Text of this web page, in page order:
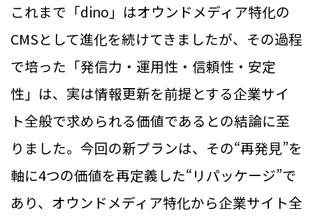
これまで「dino」はオウンドメディア特化の
CMSとして進化を続けてきましたが、その過程
で培った「発信力・運用性・信頼性・安定
性」は、実は情報更新を前提とする企業サイ
ト全般で求められる価値であるとの結論に至
りました。今回の新プランは、その“再発見”を
軸に4つの価値を再定義した“リパッケージ”で
あり、オウンドメディア特化から企業サイト全